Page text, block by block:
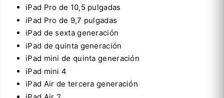
iPad Pro de 10,5 pulgadas
iPad Pro de 9,7 pulgadas
iPad de sexta generación
iPad de quinta generación
iPad mini de quinta generación
iPad mini 4
iPad Air de tercera generación